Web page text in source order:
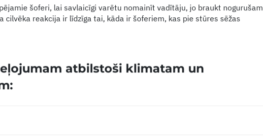
šoferi, lai savlaicīgi varētu nomainīt vadītāju, jo braukt nogurušam
cilvēka reakcija ir līdzīga tai, kāda ir šoferiem, kas pie stūres sēžas
atbilstoši klimatam un